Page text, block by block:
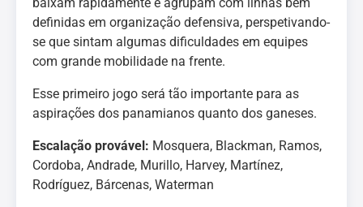
definidas em organização defensiva, perspetivando-
se que sintam algumas dificuldades em equipes
com grande mobilidade na frente.
Esse primeiro jogo será tão importante para as
aspirações dos panamianos quanto dos ganeses.
Escalação provável: Mosquera, Blackman, Ramos,
Cordoba, Andrade, Murillo, Harvey, Martínez,
Rodríguez, Bárcenas, Waterman